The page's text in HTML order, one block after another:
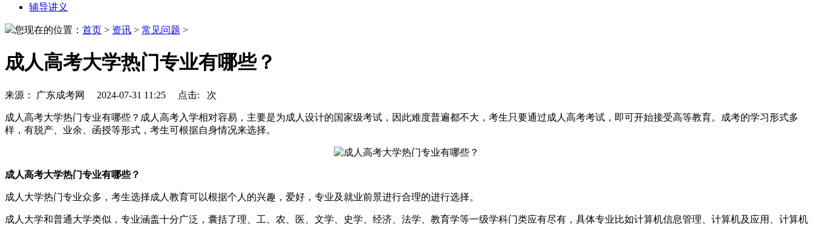
辅导讲义
您现在的位置： 首页 > 资讯 > 常见问题 >
成人高考大学热门专业有哪些？
来源： 广东成考网 2024-07-31 11:25 点击: 次
成人高考大学热门专业有哪些？成人高考入学相对容易，主要是为成人设计的国家级考试，因此难度普遍都不大，考生只要通过成人高考考试，即可开始接受高等教育。成考的学习形式多
样，有脱产、业余、函授等形式，考生可根据自身情况来选择。
成人高考大学热门专业有哪些？
成人大学热门专业众多，考生选择成人教育可以根据个人的兴趣，爱好，专业及就业前景进行合理的进行选择。
成人大学和普通大学类似，专业涵盖十分广泛，囊括了理、工、农、医、文学、史学、经济、法学、教育学等一级学科门类应有尽有，具体专业比如计算机信息管理、计算机及应用、计算机